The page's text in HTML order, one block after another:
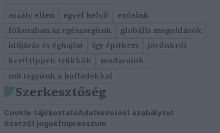
aszály ellen egyél helyit
erdeink
fókuszban az egészségünk
globális megoldások
időjárás és éghajlat
így építkezz
jövőnkről
kerti tippek-trükkök
madaraink
mit tegyünk a hulladékkal
Szerkesztőség
Cookie tájékoztatóAdatkezelési szabályzat
Szerzői jogokImpresszum